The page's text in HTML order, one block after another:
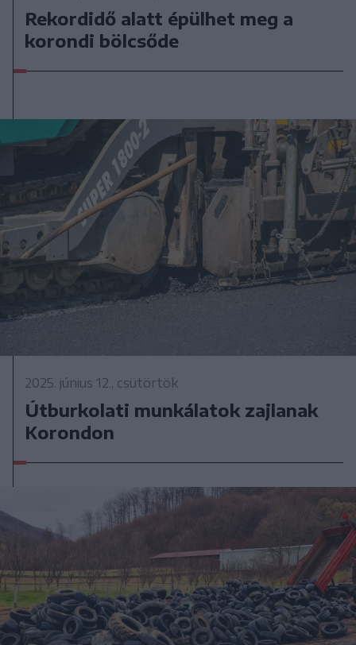
Rekordidő alatt épülhet meg a
korondi bölcsőde
2025. június 12., csütörtök
Útburkolati munkálatok zajlanak
Korondon